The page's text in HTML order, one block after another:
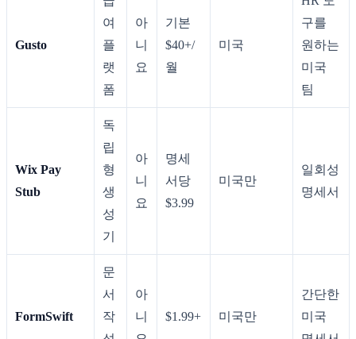
Gusto
여
플
랫
폼
아
니
요
기본
$40+/
월
미국
구를
원하는
미국
팀
Wix Pay
Stub
독
립
형
생
성
기
아
니
요
명세
서당
$3.99
미국만
일회성
명세서
FormSwift
문
서
작
아
니
$1.99+ 미국만
간단한
미국